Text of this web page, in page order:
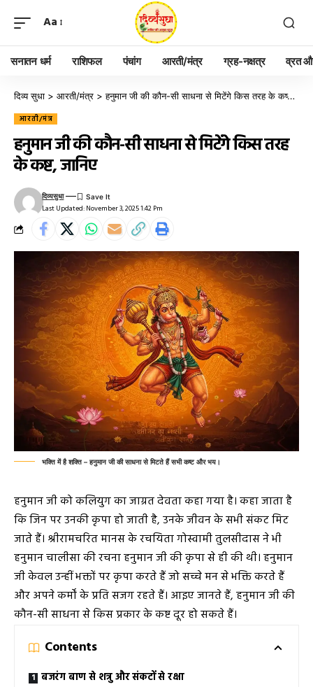
Aa
सनातन धर्म राशिफल पंचांग आरती/मंत्र ग्रह-नक्षत्र व्रत
दिव्य सुधा > आरती/मंत्र >हनुमान जी की कौन-सी साधना से मिटेंगे किस तरह के कष्ट, जानिए
आरती/मंत्र
हनुमान जी की कौन-सी साधना से मिटेंगे किस तरह
के कष्ट, जानिए
Last Updated: November 3, 2025 1:42 Pm
दिव्यसुधा
भक्ति में है शक्ति – हनुमान जी की साधना से मिटते हैं सभी कष्ट और भय।
हनुमान जी को कलियुग का जाग्रत देवता कहा गया है। कहा जाता है
कि जिन पर उनकी कृपा हो जाती है, उनके जीवन के सभी संकट मिट
जाते हैं। श्रीरामचरित मानस के रचयिता गोस्वामी तुलसीदास ने भी
हनुमान चालीसा की रचना हनुमान जी की कृपा से ही की थी। हनुमान
जी केवल उन्हीं भक्तों पर कृपा करते हैं जो सच्चे मन से भक्ति करते हैं
और अपने कर्मों के प्रति सजग रहते हैं। आइए जानते हैं, हनुमान जी की
कौन-सी साधना से किस प्रकार के कष्ट दूर हो सकते हैं।
Contents
बजरंग बाण से शत्रु और संकटों से रक्षा